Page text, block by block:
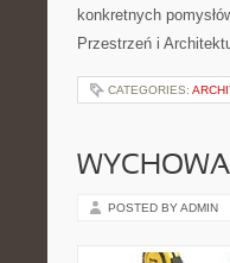
konkretnych
Przestrzeń i
CATEGORIES:
POSTED BY ADMIN